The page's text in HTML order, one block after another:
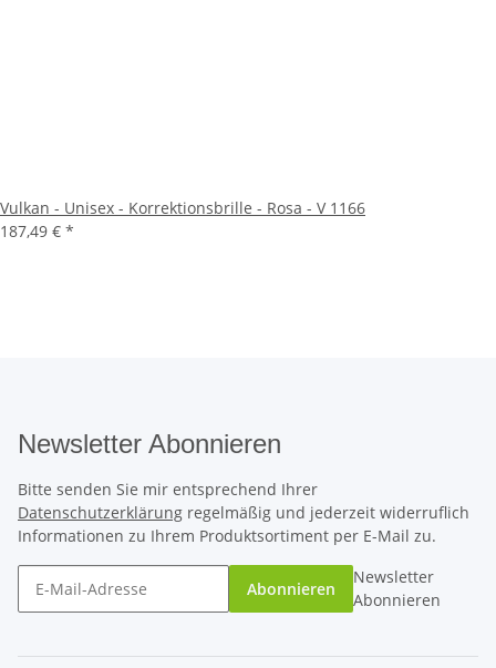
Vulkan - Unisex - Korrektionsbrille - Rosa - V 1166
187,49 € *
Newsletter Abonnieren
Bitte senden Sie mir entsprechend Ihrer
Datenschutzerklärung regelmäßig und jederzeit widerruflich
Informationen zu Ihrem Produktsortiment per E-Mail zu.
Abonnieren
Newsletter
Abonnieren